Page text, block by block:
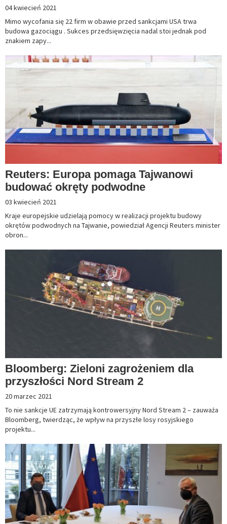
04 kwiecień 2021
Mimo wycofania się 22 firm w obawie przed sankcjami USA trwa
budowa gazociągu . Sukces przedsięwzięcia nadal stoi jednak pod
znakiem zapy...
Reuters: Europa pomaga Tajwanowi
budować okręty podwodne
03 kwiecień 2021
Kraje europejskie udzielają pomocy w realizacji projektu budowy
okrętów podwodnych na Tajwanie, powiedział Agencji Reuters minister
obron...
Bloomberg: Zieloni zagrożeniem dla
przyszłości Nord Stream 2
20 marzec 2021
To nie sankcje UE zatrzymają kontrowersyjny Nord Stream 2 – zauważa
Bloomberg, twierdząc, że wpływ na przyszłe losy rosyjskiego
projektu...